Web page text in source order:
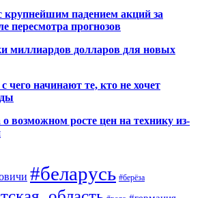
крупнейшим падением акций за
пересмотра прогнозов
миллиардов долларов для новых
чего начинают те, кто не хочет
возможном росте цен на технику из-
#беларусь #берёза